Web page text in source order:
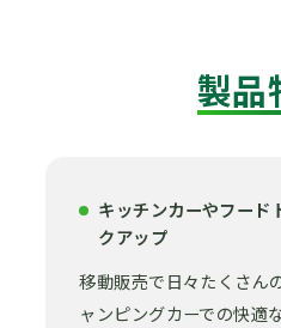
製品
キッチンカーやフード
クアップ
移動販売で日々たくさん
ャンピングカーでの快適